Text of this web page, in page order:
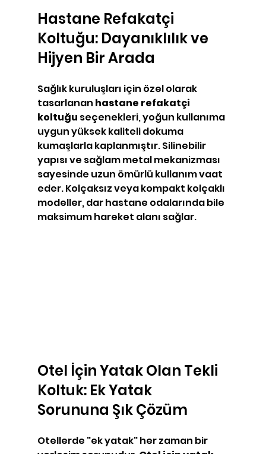
Hastane Refakatçi
Koltuğu: Dayanıklılık ve
Hijyen Bir Arada
Sağlık kuruluşları için özel olarak
tasarlanan hastane refakatçi
koltuğu seçenekleri, yoğun kullanıma
uygun yüksek kaliteli dokuma
kumaşlarla kaplanmıştır. Silinebilir
yapısı ve sağlam metal mekanizması
sayesinde uzun ömürlü kullanım vaat
eder. Kolçaksız veya kompakt kolçaklı
modeller, dar hastane odalarında bile
maksimum hareket alanı sağlar.
Otel İçin Yatak Olan Tekli
Koltuk: Ek Yatak
Sorununa Şık Çözüm
Otellerde "ek yatak" her zaman bir